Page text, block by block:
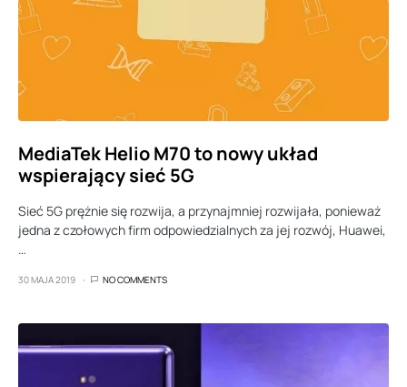
MediaTek Helio M70 to nowy układ
wspierający sieć 5G
Sieć 5G prężnie się rozwija, a przynajmniej rozwijała, ponieważ
jedna z czołowych firm odpowiedzialnych za jej rozwój, Huawei,
…
30 MAJA 2019 NO COMMENTS